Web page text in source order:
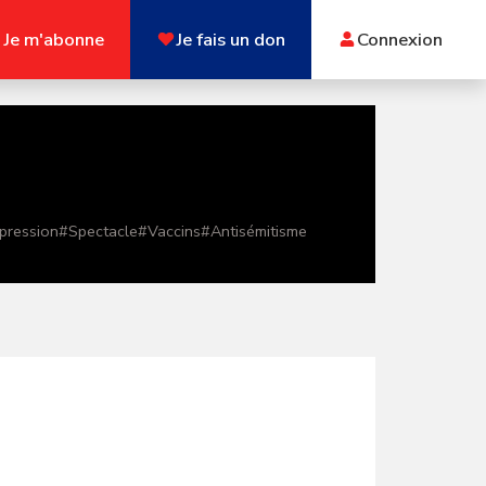
Je m'abonne Je fais un don Connexion
#Spectacle#Vaccins#Antisémitisme